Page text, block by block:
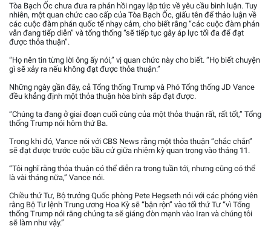
Tòa Bạch Ốc chưa đưa ra phản hồi ngay lập tức về yêu cầu bình luận. Tuy
nhiên, một quan chức cao cấp của Tòa Bạch Ốc, giấu tên để thảo luận về
các cuộc đàm phán quốc tế nhạy cảm, cho biết rằng “các cuộc đàm phán
vẫn đang tiếp diễn” và tổng thống “sẽ tiếp tục gây áp lực tối đa để đạt
được thỏa thuận”.
“Họ nên tin từng lời ông ấy nói,” vị quan chức này cho biết. “Họ biết chuyện
gì sẽ xảy ra nếu không đạt được thỏa thuận.”
Những ngày gần đây, cả Tổng thống Trump và Phó Tổng thống JD Vance
đều khẳng định một thỏa thuận hòa bình sắp đạt được.
“Chúng ta đang ở giai đoạn cuối cùng của một thỏa thuận rất, rất tốt,” Tổng
thống Trump nói hôm thứ Ba.
Trong khi đó, Vance nói với CBS News rằng một thỏa thuận “chắc chắn”
sẽ đạt được trước cuộc bầu cử giữa nhiệm kỳ quan trọng vào tháng 11.
“Tôi nghĩ rằng thỏa thuận có thể diễn ra trong tuần tới, nhưng cũng có thể
là vài tháng nữa,” Vance nói.
Chiều thứ Tư, Bộ trưởng Quốc phòng Pete Hegseth nói với các phóng viên
rằng Bộ Tư lệnh Trung ương Hoa Kỳ sẽ “bận rộn” vào tối thứ Tư “vì Tổng
thống Trump nói rằng chúng ta sẽ giáng đòn mạnh vào Iran và chúng tôi
sẽ làm như vậy.”